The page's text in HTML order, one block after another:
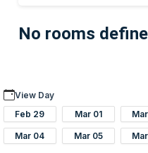
No rooms
View Day
Feb 29
Mar 01
Mar 04 Mar 05